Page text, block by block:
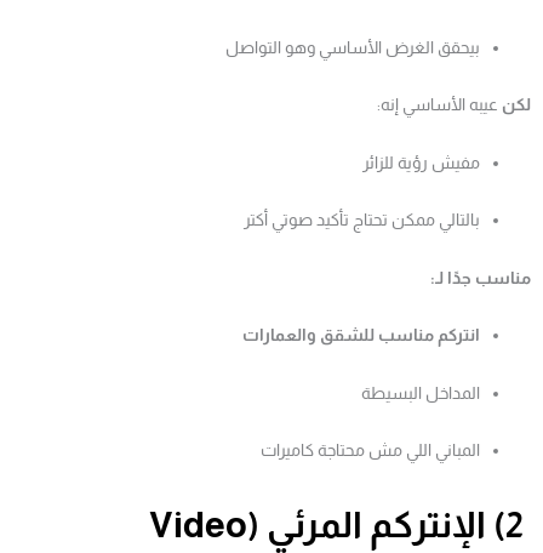
بيحقق الغرض الأساسي وهو التواصل
لكن عيبه الأساسي إنه:
مفيش رؤية للزائر
بالتالي ممكن تحتاج تأكيد صوتي أكتر
مناسب جدًا لـ:
انتركم مناسب للشقق والعمارات
المداخل البسيطة
المباني اللي مش محتاجة كاميرات
2) الإنتركم المرئي (Video